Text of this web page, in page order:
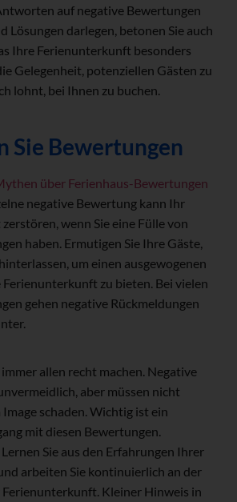
auf negative Bewertungen
Lösungen darlegen, betonen Sie auch
Ihre Ferienunterkunft besonders
Gelegenheit, potenziellen Gästen zu
lohnt, bei Ihnen zu buchen.
Sie Bewertungen
über Ferienhaus-Bewertungen
negative Bewertung kann Ihr
wenn Sie eine Fülle von
haben. Ermutigen Sie Ihre Gäste,
um einen ausgewogenen
zu bieten. Bei vielen
gehen negative Rückmeldungen
allen recht machen. Negative
aber müssen nicht
schaden. Wichtig ist ein
mit diesen Bewertungen.
Sie aus den Erfahrungen Ihrer
arbeiten Sie kontinuierlich an der
Kleiner Hinweis in